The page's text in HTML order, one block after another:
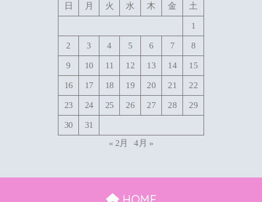
日
月 火 水 木 金 土
1
2 3 4 5 6 7 8
9 10 11 12 13 14 15
16 17 18 19 20 21 22
23 24 25 26 27 28 29
30
31
« 2月
4月 »